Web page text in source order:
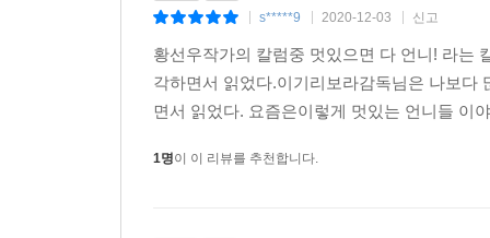
발걸음을 뗐기에 가능했던 일이다. (_p.9)
s*****9 2020-12-03 신고
황선우작가의 칼럼중 멋있으면 다 언니! 라는
각하면서 읽었다.이기리보라감독님은 나보다
면서 읽었다. 요즘은이렇게 멋있는 언니들 이
1명이 이 리뷰를 추천합니다.